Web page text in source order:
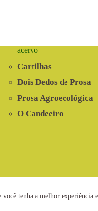
tenha a melhor experiência
acervo
Cartilhas
Dois Dedos de Prosa
Prosa Agroecológica
O Candeeiro